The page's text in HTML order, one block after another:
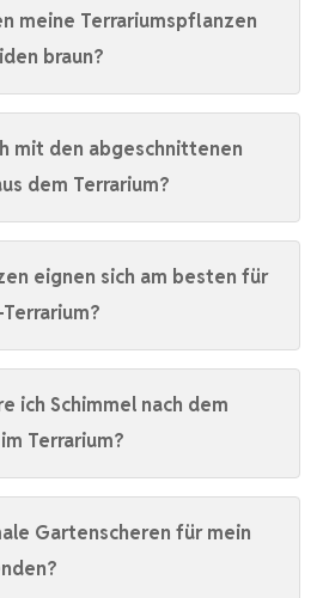
meine Terrariumspflanzen
braun?
mit den abgeschnittenen
dem Terrarium?
eignen sich am besten für
ich Schimmel nach dem
Terrarium?
Gartenscheren für mein